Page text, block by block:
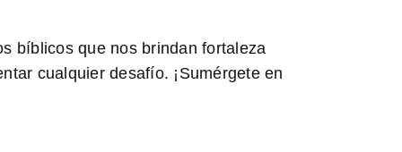
bíblicos que nos brindan fortaleza
cualquier desafío. ¡Sumérgete en